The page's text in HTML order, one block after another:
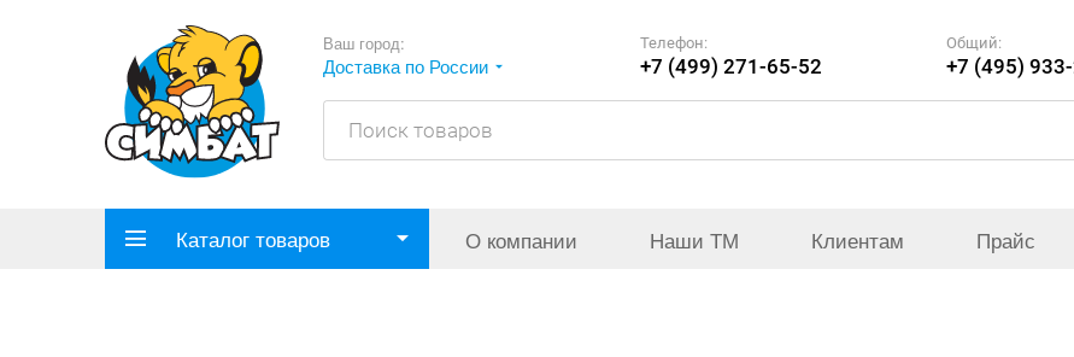
Ваш город:
Доставка по России
Телефон:
+7 (499) 271-65-52
Общий:
+7 (495)
Каталог товаров О компании Наши ТМ Клиентам Прайс